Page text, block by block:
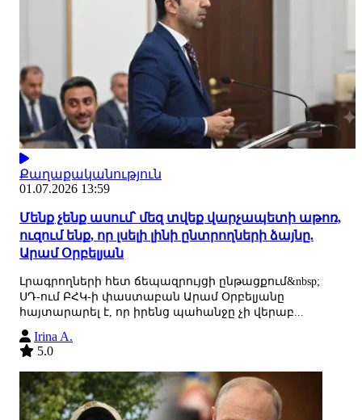
Քաղաքականություն
01.07.2026 13:59
Մենք չենք ասում՝ մեզ տվեք վարչապետի աթոռ,
ուզում ենք, որ լսելի լինի ընտրողների ձայնը.
Արամ Օրբելյան
Լրագրողների հետ ճեպազրույցի ընթացքում&nbsp;
ՍԴ-ում ԲՀԿ-ի փաստաբան Արամ Օրբելյանը
հայտարարել է, որ իրենց պահանջը չի վերաբ...
Irina A.
5.0